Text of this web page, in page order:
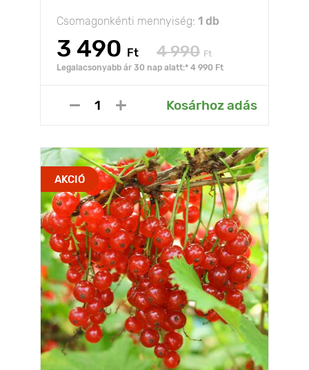
Csomagonkénti mennyiség: 1 db
3 490 Ft 4 990 Ft
Legalacsonyabb ár 30 nap alatt:* 4 990 Ft
Kosárhoz adás
AKCIÓ